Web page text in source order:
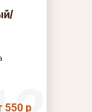
550 р